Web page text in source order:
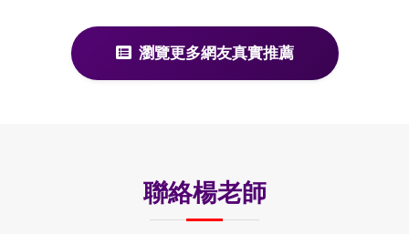
瀏覽更多網友真實推薦
聯絡楊老師